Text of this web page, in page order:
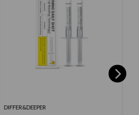
DIFFER&DEEPER